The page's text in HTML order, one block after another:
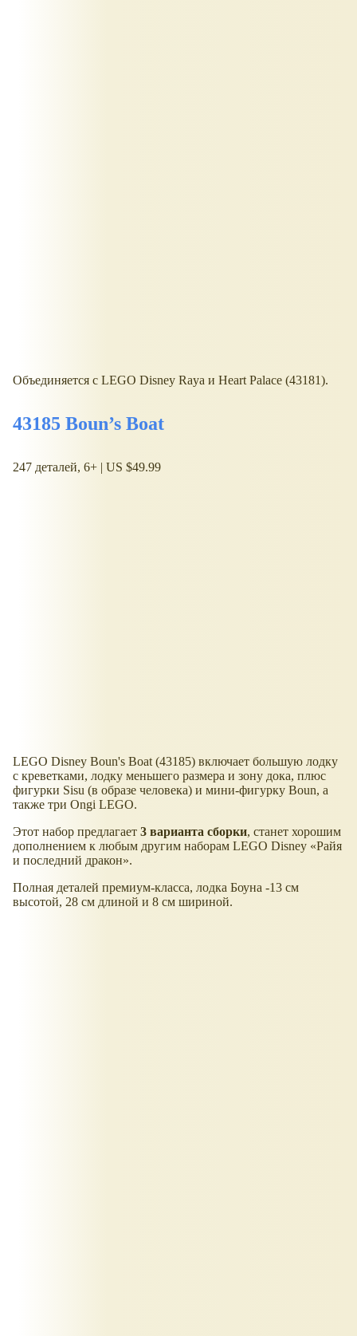
Объединяется с LEGO Disney Raya и Heart Palace (43181).
43185 Boun’s Boat
247 деталей, 6+ | US $49.99
LEGO Disney Boun's Boat (43185) включает большую лодку
с креветками, лодку меньшего размера и зону дока, плюс
фигурки Sisu (в образе человека) и мини-фигурку Boun, а
также три Ongi LEGO.
Этот набор предлагает 3 варианта сборки, станет хорошим
дополнением к любым другим наборам LEGO Disney
Райя
и последний дракон .
Полная деталей премиум-класса, лодка Боуна -13 см
высотой, 28 см длиной и 8 см шириной.